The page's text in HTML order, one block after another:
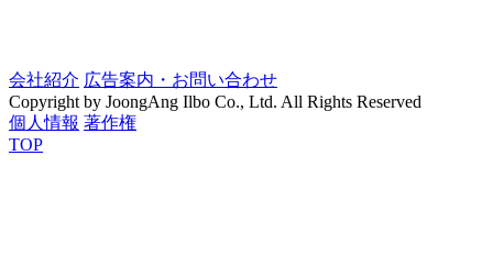
会社紹介 広告案内・お問い合わせ
Copyright by JoongAng Ilbo Co., Ltd. All Rights Reserved
個人情報 著作権
TOP